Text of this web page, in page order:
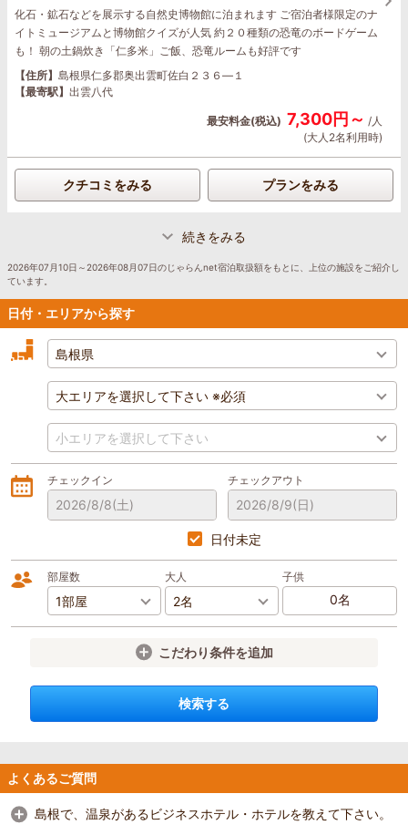
化石・鉱石などを展示する自然史博物館に泊まれます ご宿泊者様限定のナ
イトミュージアムと博物館クイズが人気 約２０種類の恐竜のボードゲーム
も！ 朝の土鍋炊き「仁多米」ご飯、恐竜ルームも好評です
【住所】 島根県仁多郡奥出雲町佐白２３６―１
【最寄駅】 出雲八代
最安料金(税込) 7,300円～ /人
(大人2名利用時)
クチコミをみる プランをみる
続きをみる
2026年07月10日～2026年08月07日のじゃらんnet宿泊取扱額をもとに、上位の施設をご紹介し
ています。
日付・エリアから探す
チェックイン
2026/8/8(土)
チェックアウト
2026/8/9(日)
日付未定
部屋数 大人 子供
こだわり条件を追加
検索する
よくあるご質問
島根で、温泉があるビジネスホテル・ホテルを教えて下さい。